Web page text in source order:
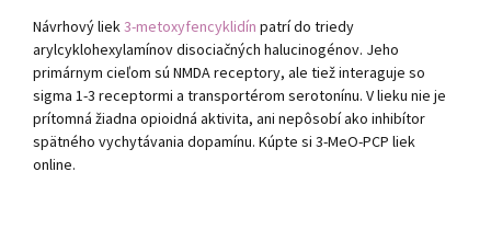
Návrhový liek3-metoxyfencyklidín patrí do triedy
arylcyklohexylamínov disociačných halucinogénov. Jeho
primárnym cieľom sú NMDA receptory, ale tiež interaguje so
sigma 1-3 receptormi a transportérom serotonínu. V lieku nie je
prítomná žiadna opioidná aktivita, ani nepôsobí ako inhibítor
spätného vychytávania dopamínu. Kúpte si 3-MeO-PCP liek
online.